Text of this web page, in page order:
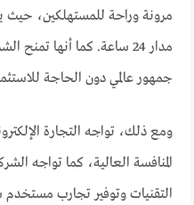
مرونة وراحة للمستهلكين، حيث
مدار 24 ساعة. كما أنها
جمهور عالمي دون الحاجة
ومع ذلك، تواجه التجارة
المنافسة العالية، كما تواجه
التقنيات وتوفير تجارب